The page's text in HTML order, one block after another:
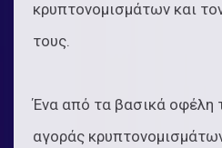
κρυπτονομισμάτων και
τους.
Ένα από τα βασικά οφέλη
αγοράς